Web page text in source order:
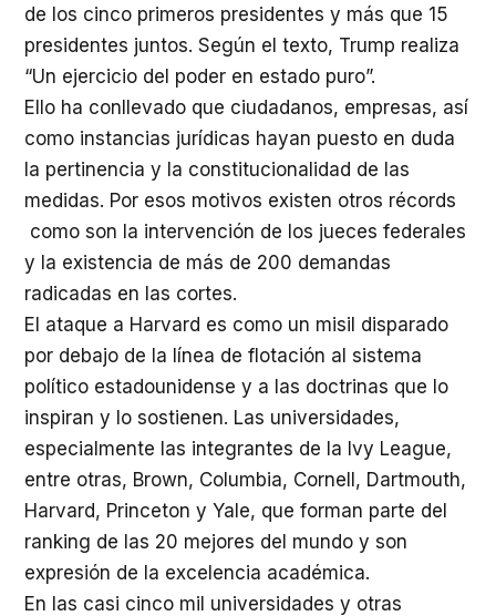
de los cinco primeros presidentes y más que 15
presidentes juntos. Según el texto, Trump realiza
“Un ejercicio del poder en estado puro”.
Ello ha conllevado que ciudadanos, empresas, así
como instancias jurídicas hayan puesto en duda
la pertinencia y la constitucionalidad de las
medidas. Por esos motivos existen otros récords
como son la intervención de los jueces federales
y la existencia de más de 200 demandas
radicadas en las cortes.
El ataque a Harvard es como un misil disparado
por debajo de la línea de flotación al sistema
político estadounidense y a las doctrinas que lo
inspiran y lo sostienen. Las universidades,
especialmente las integrantes de la Ivy League,
entre otras, Brown, Columbia, Cornell, Dartmouth,
Harvard, Princeton y Yale, que forman parte del
ranking de las 20 mejores del mundo y son
expresión de la excelencia académica.
En las casi cinco mil universidades y otras